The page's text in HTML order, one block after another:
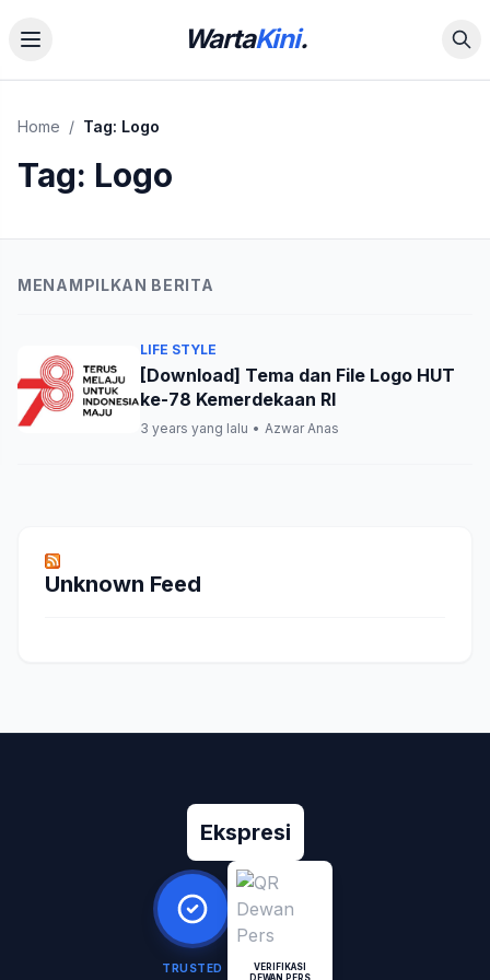
WartaKini.
Home / Tag: Logo
Tag: Logo
MENAMPILKAN BERITA
LIFE STYLE
[Download] Tema dan File Logo HUT
ke-78 Kemerdekaan RI
3 years yang lalu • Azwar Anas
Unknown Feed
Ekspresi
TRUSTED
VERIFIKASI
DEWAN PERS